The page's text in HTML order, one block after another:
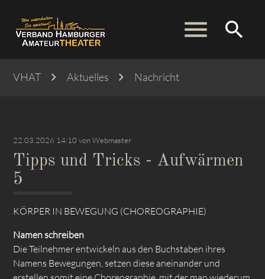
menu search
VHAT Aktuelles Nachricht
22.03.2026 14:10 von Webmaster
Tipps und Tricks - Aufwärmen
5
KÖRPER IN BEWEGUNG (CHOREOGRAPHIE)
Namen schreiben
Die Teilnehmer entwickeln aus den Buchstaben ihres
Namens Bewegungen, setzen diese aneinander und